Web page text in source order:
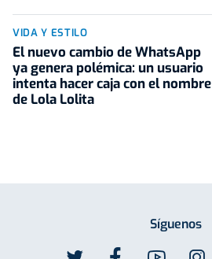
VIDA Y ESTILO
El nuevo cambio de WhatsApp
ya genera polémica: un usuario
intenta hacer caja con el nombre
de Lola Lolita
Síguenos